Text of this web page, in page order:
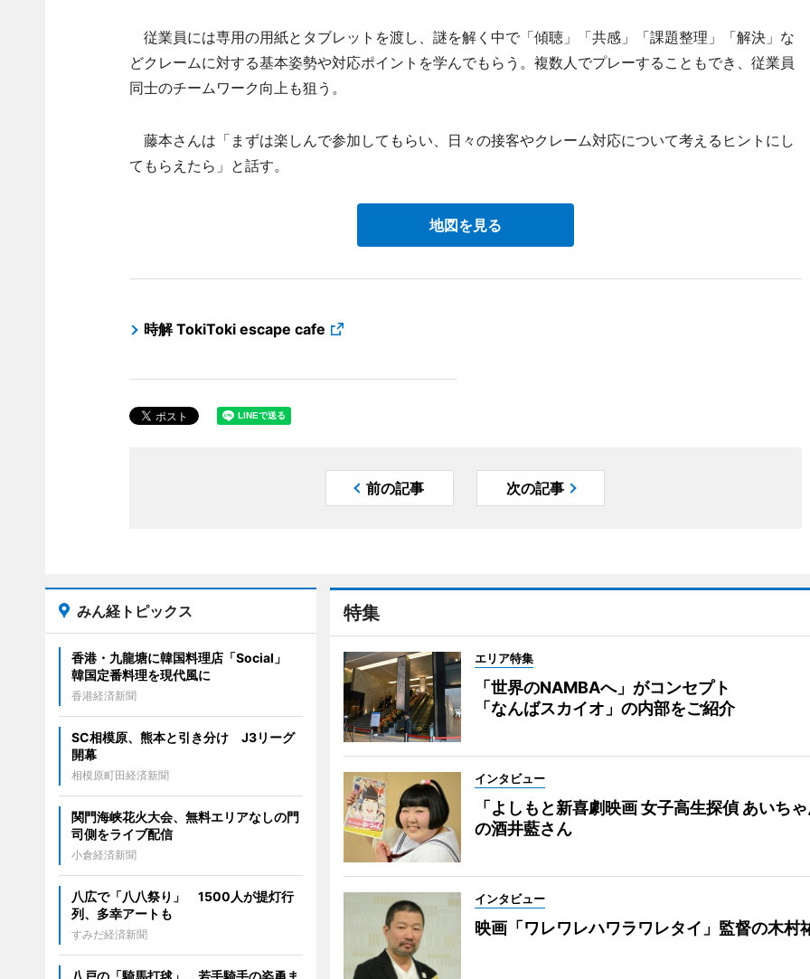
従業員には専用の用紙とタブレットを渡し、謎を解く中で「傾聴」「共感」「課題整理」「解決」な
どクレームに対する基本姿勢や対応ポイントを学んでもらう。複数人でプレーすることもでき、従業員
同士のチームワーク向上も狙う。
藤本さんは「まずは楽しんで参加してもらい、日々の接客やクレーム対応について考えるヒントにし
てもらえたら」と話す。
地図を見る
時解 TokiToki escape cafe
前の記事 次の記事
特集
エリア特集
「世界のNAMBAへ」がコンセプト
「なんばスカイオ」の内部をご紹介
インタビュー
「よしもと新喜劇映画 女子高生探偵 あいち
の酒井藍さん
インタビュー
映画「ワレワレハワラワレタイ」監督の木村
みん経トピックス
香港・九龍塘に韓国料理店「Social」
韓国定番料理を現代風に
香港経済新聞
SC相模原、熊本と引き分け J3リーグ
開幕
相模原町田経済新聞
関門海峡花火大会、無料エリアなしの門
司側をライブ配信
小倉経済新聞
八広で「八八祭り」 1500人が提灯行
列、多幸アートも
すみだ経済新聞
八戸の「騎馬打毬」、若手騎手の姿勇ま